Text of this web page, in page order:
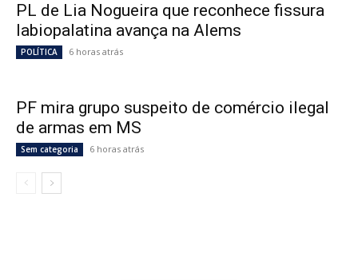
PL de Lia Nogueira que reconhece fissura
labiopalatina avança na Alems
POLÍTICA 6 horas atrás
PF mira grupo suspeito de comércio ilegal
de armas em MS
Sem categoria 6 horas atrás